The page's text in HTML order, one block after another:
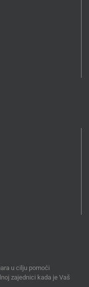
u cilju pomoći
zajednici kada je Vaš